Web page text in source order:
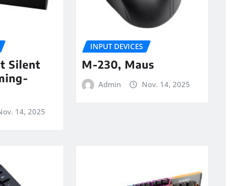
Silent
14, 2025
INPUT DEVICES
M-230, Maus
Admin Nov. 14, 2025